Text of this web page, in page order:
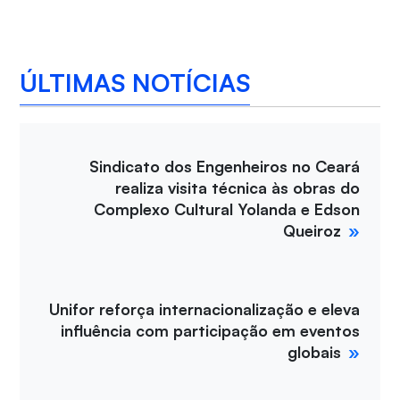
ÚLTIMAS NOTÍCIAS
Sindicato dos Engenheiros no Ceará
realiza visita técnica às obras do
Complexo Cultural Yolanda e Edson
Queiroz
Unifor reforça internacionalização e eleva
influência com participação em eventos
globais